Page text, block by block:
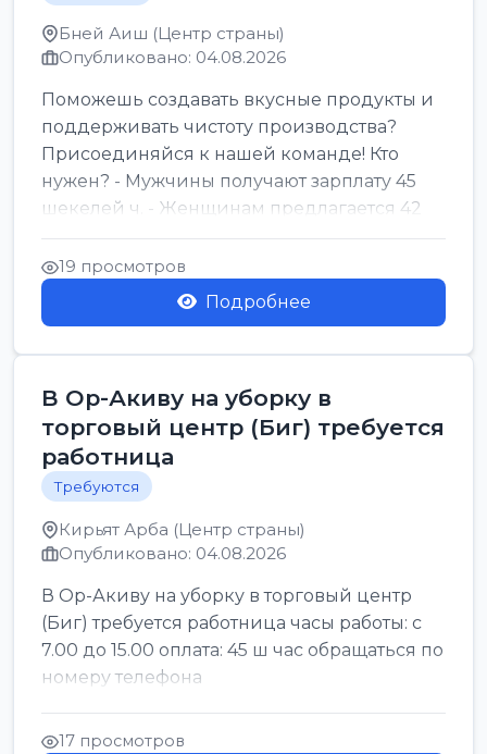
Бней Аиш (Центр страны)
Опубликовано: 04.08.2026
Поможешь создавать вкусные продукты и
поддерживать чистоту производства?
Присоединяйся к нашей команде! Кто
нужен? - Мужчины получают зарплату 45
шекелей ч. - Женщинам предлагается 42
шекеля ч. График...
19 просмотров
Подробнее
В Ор-Акиву на уборку в
торговый центр (Биг) требуется
работница
Требуются
Кирьят Арба (Центр страны)
Опубликовано: 04.08.2026
В Ор-Акиву на уборку в торговый центр
(Биг) требуется работница часы работы: с
7.00 до 15.00 оплата: 45 ш час обращаться по
номеру телефона
17 просмотров